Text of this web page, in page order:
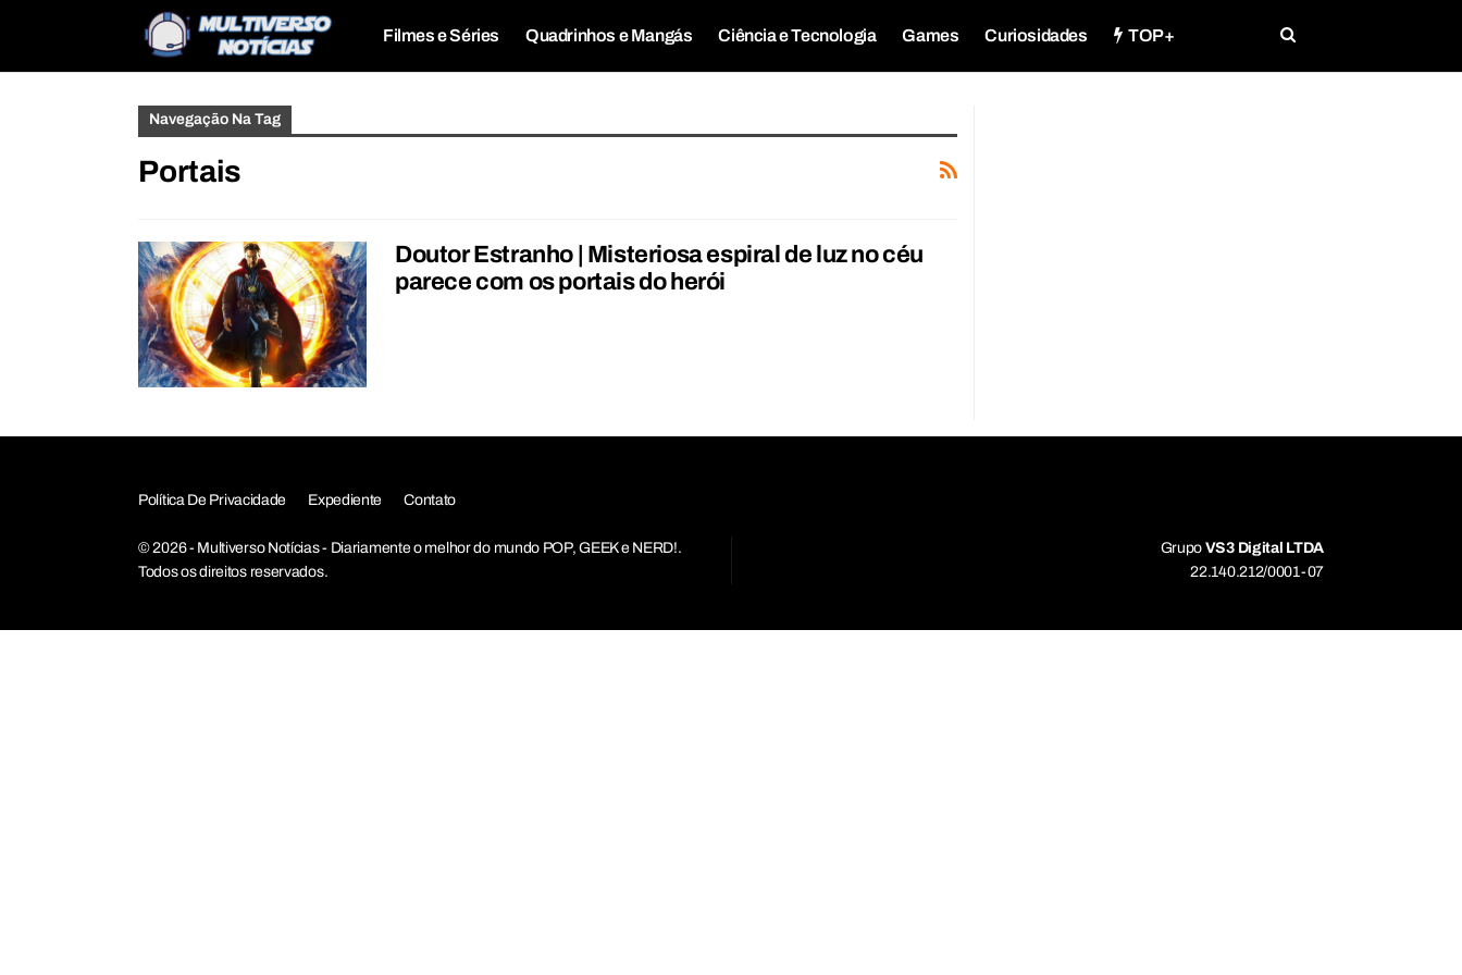
Filmes e Séries Quadrinhos e Mangás Ciência e Tecnologia Games Curiosidades TOP+
Navegação Na Tag
Portais
Doutor Estranho | Misteriosa espiral de luz no céu
parece com os portais do herói
Política De Privacidade Expediente Contato
© 2026 - Multiverso Notícias - Diariamente o melhor do mundo POP, GEEK e NERD!.
Todos os direitos reservados.
Grupo VS3 Digital LTDA
22.140.212/0001-07